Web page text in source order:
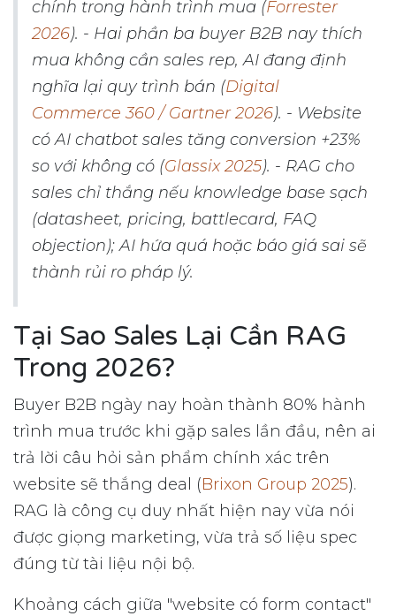
chính trong hành trình mua (Forrester
2026). - Hai phần ba buyer B2B nay thích
mua không cần sales rep, AI đang định
nghĩa lại quy trình bán (Digital
Commerce 360 / Gartner 2026). - Website
có AI chatbot sales tăng conversion +23%
so với không có (Glassix 2025). - RAG cho
sales chỉ thắng nếu knowledge base sạch
(datasheet, pricing, battlecard, FAQ
objection); AI hứa quá hoặc báo giá sai sẽ
thành rủi ro pháp lý.
Tại Sao Sales Lại Cần RAG
Trong 2026?
Buyer B2B ngày nay hoàn thành 80% hành
trình mua trước khi gặp sales lần đầu, nên ai
trả lời câu hỏi sản phẩm chính xác trên
website sẽ thắng deal (Brixon Group 2025).
RAG là công cụ duy nhất hiện nay vừa nói
được giọng marketing, vừa trả số liệu spec
đúng từ tài liệu nội bộ.
Khoảng cách giữa "website có form contact"